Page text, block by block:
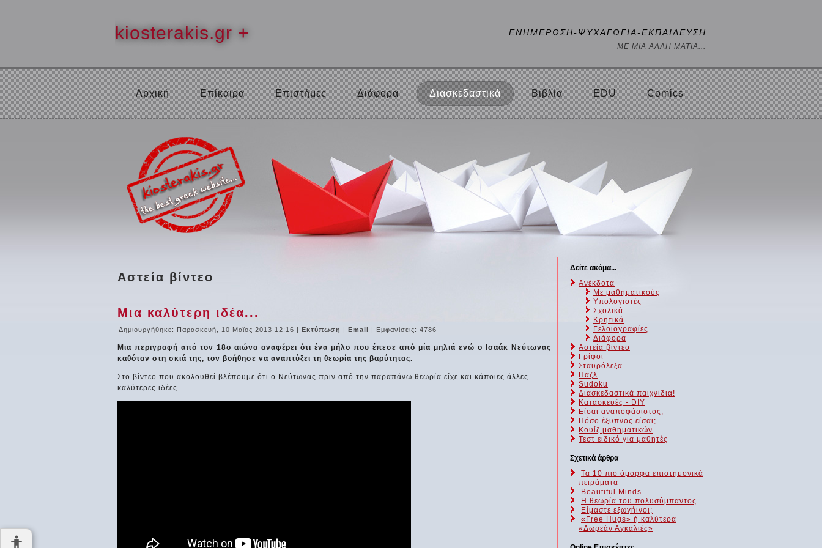
kiosterakis.gr + ΕΝΗΜΕΡΩΣΗ-ΨΥΧΑΓΩΓΙΑ-ΕΚΠΑΙΔΕΥΣΗ
ΜΕ ΜΙΑ ΑΛΛΗ ΜΑΤΙΑ...
Αρχική Επίκαιρα Επιστήμες Διάφορα Διασκεδαστικά Βιβλία EDU Comics
Αστεία βίντεο
Μια καλύτερη ιδέα...
Δημιουργήθηκε: Παρασκευή, 10 Μαϊος 2013 12:16 | Εκτύπωση | Email | Εμφανίσεις: 4786
Μια περιγραφή από τον 18ο αιώνα αναφέρει ότι ένα μήλο που έπεσε από μία μηλιά ενώ ο Ισαάκ Νεύτωνας
καθόταν στη σκιά της, τον βοήθησε να αναπτύξει τη θεωρία της βαρύτητας.
Στο βίντεο που ακολουθεί βλέπουμε ότι ο Νεύτωνας πριν από την παραπάνω θεωρία είχε και κάποιες άλλες
καλύτερες ιδέες...
Δείτε ακόμα...
Ανέκδοτα
Με μαθηματικούς
Υπολογιστές
Σχολικά
Κρητικά
Γελοιογραφίες
Διάφορα
Αστεία βίντεο
Γρίφοι
Σταυρόλεξα
Παζλ
Sudoku
Διασκεδαστικά παιχνίδια!
Κατασκευές - DIY
Είσαι αναποφάσιστος;
Πόσο έξυπνος είσαι;
Kουίζ μαθηματικών
Τεστ ειδικό για μαθητές
Σχετικά άρθρα
Τα 10 πιο όμορφα επιστημονικά
πειράματα
Beautiful Minds...
Η θεωρία του πολυσύμπαντος
Είμαστε εξωγήινοι;
«Free Hugs» ή καλύτερα
«Δωρεάν Αγκαλιές»